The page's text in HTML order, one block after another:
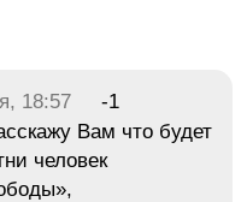
18:57
-1
Вам что будет
человек